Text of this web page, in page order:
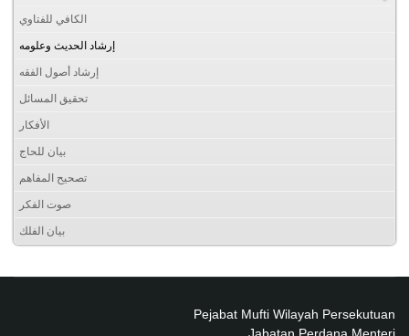
الكافي للفتاوي
إرشاد الحديث وعلومه
إرشاد أصول الفقه
تحقيق المسائل
الأفكار
بيان للحاج
تصحيح المفاهم
صوت الفكر
بيان الفلك
Pejabat Mufti Wilayah Persekutuan